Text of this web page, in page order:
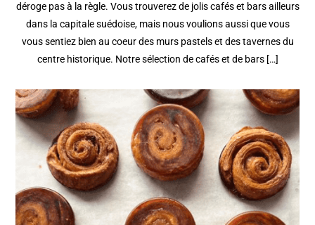
déroge pas à la règle. Vous trouverez de jolis cafés et bars ailleurs
dans la capitale suédoise, mais nous voulions aussi que vous
vous sentiez bien au coeur des murs pastels et des tavernes du
centre historique. Notre sélection de cafés et de bars […]